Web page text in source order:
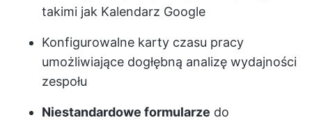
takimi jak Kalendarz Google
Konfigurowalne karty czasu pracy
umożliwiające dogłębną analizę wydajności
zespołu
Niestandardowe formularze do